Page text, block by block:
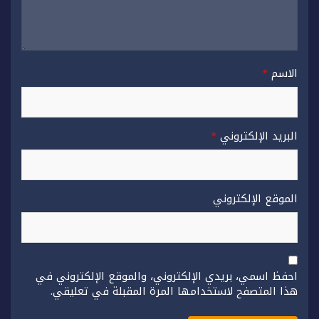
الاسم*
البريد الإلكتروني*
الموقع الإلكتروني
احفظ اسمي، بريدي الإلكتروني، والموقع الإلكتروني في
هذا المتصفح لاستخدامها المرة المقبلة في تعليقي.